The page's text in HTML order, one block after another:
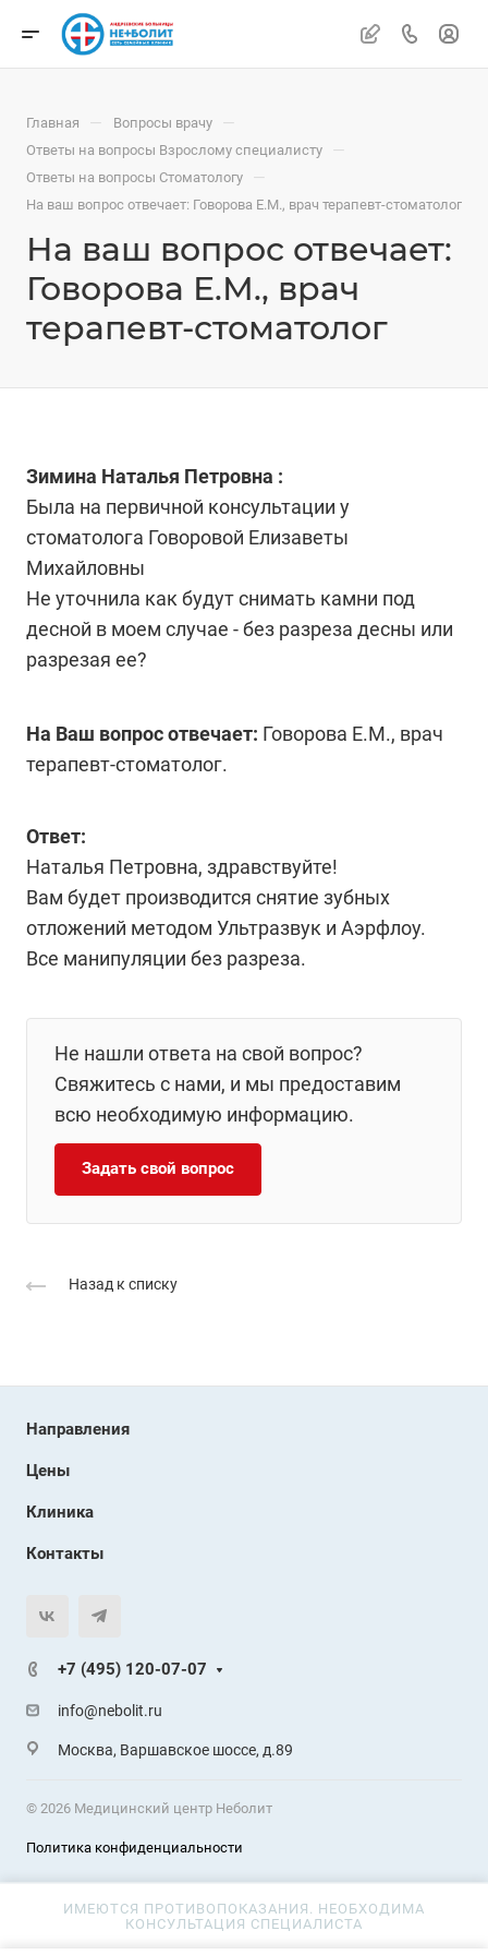
Главная — Вопросы врачу —
Ответы на вопросы Взрослому специалисту —
Ответы на вопросы Стоматологу —
На ваш вопрос отвечает: Говорова Е.М., врач терапевт-стоматолог
На ваш вопрос отвечает:
Говорова Е.М., врач
терапевт-стоматолог
Зимина Наталья Петровна :
Была на первичной консультации у
стоматолога Говоровой Елизаветы
Михайловны
Не уточнила как будут снимать камни под
десной в моем случае - без разреза десны или
разрезая ее?
На Ваш вопрос отвечает: Говорова Е.М., врач
терапевт-стоматолог.
Ответ:
Наталья Петровна, здравствуйте!
Вам будет производится снятие зубных
отложений методом Ультразвук и Аэрфлоу.
Все манипуляции без разреза.
Не нашли ответа на свой вопрос?
Свяжитесь с нами, и мы предоставим
всю необходимую информацию.
Задать свой вопрос
Назад к списку
Направления
Цены
Клиника
Контакты
+7 (495) 120-07-07
info@nebolit.ru
Москва, Варшавское шоссе, д.89
© 2026 Медицинский центр Неболит
Политика конфиденциальности
ИМЕЮТСЯ ПРОТИВОПОКАЗАНИЯ. НЕОБХОДИМА
КОНСУЛЬТАЦИЯ СПЕЦИАЛИСТА